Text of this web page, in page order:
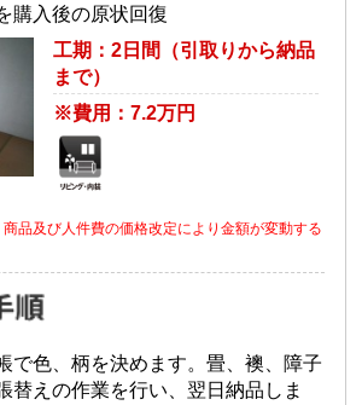
購入後の原状回復
工期：2日間（引取りから納品
まで）
※費用：7.2万円
品及び人件費の価格改定により金額が変動する
で色、柄を決めます。畳、襖、障子
替えの作業を行い、翌日納品しま